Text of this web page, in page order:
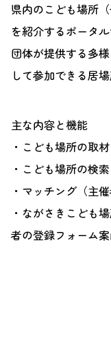
県内のこども場所
を紹介するポータ
団体が提供する多
して参加できる居
主な内容と機能
・こども場所の取材
・こども場所の検索
・マッチング（主
・ながさきこども
者の登録フォーム